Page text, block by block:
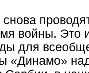
войны. Это
для
«Динамо»